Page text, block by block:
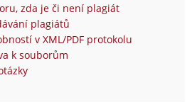
zda je či není plagiát
plagiátů
v XML/PDF protokolu
k souborům